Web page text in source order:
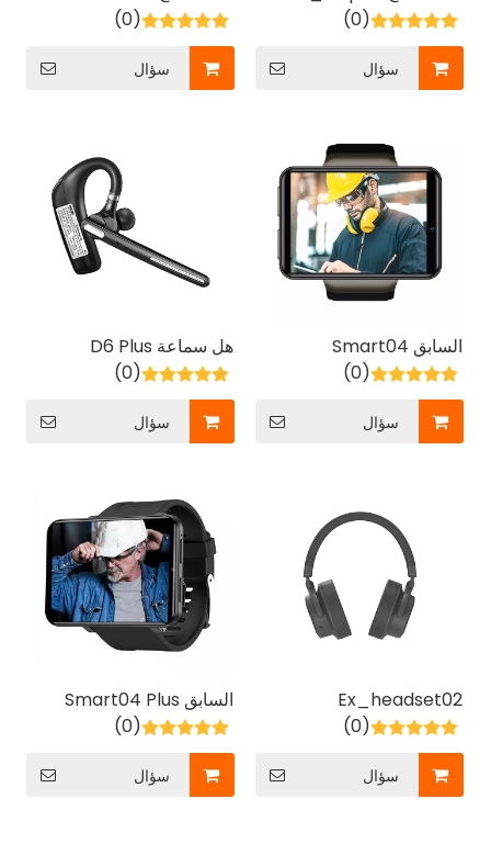
(0)
سؤال
(0)
سؤال
هل سماعة D6 Plus
(0)
سؤال
السابق Smart04
(0)
سؤال
السابق Smart04 Plus
(0)
سؤال
Ex_headset02
(0)
سؤال